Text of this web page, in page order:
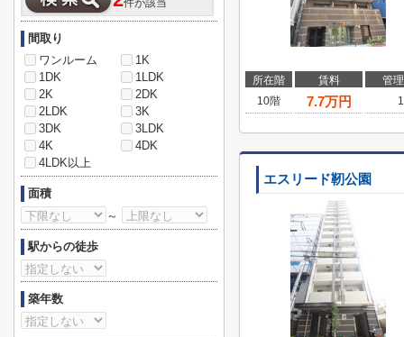
所在階 賃料
管
10階
7.7万円
エスリード靭公園
件が該当
間取り
ワンルーム
1K
1DK
1LDK
2K
2DK
2LDK
3K
3DK
3LDK
4K
4DK
4LDK以上
面積
～
駅からの徒歩
築年数